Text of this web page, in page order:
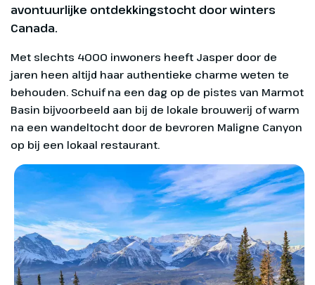
avontuurlijke ontdekkingstocht door winters
Canada.
Met slechts 4000 inwoners heeft Jasper door de
jaren heen altijd haar authentieke charme weten te
behouden. Schuif na een dag op de pistes van Marmot
Basin bijvoorbeeld aan bij de lokale brouwerij of warm
na een wandeltocht door de bevroren Maligne Canyon
op bij een lokaal restaurant.